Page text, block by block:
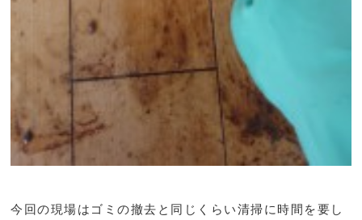
今回の現場はゴミの撤去と同じくらい清掃に時間を要し